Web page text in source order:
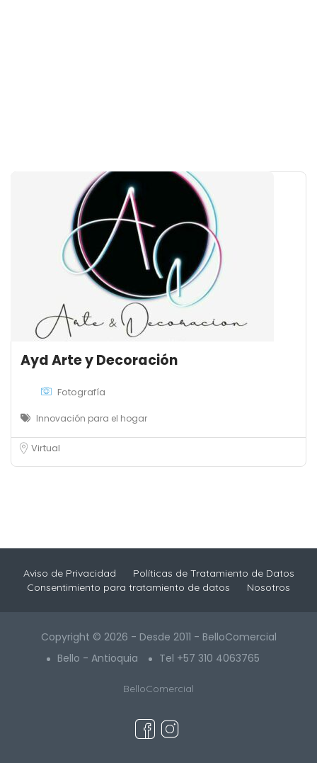
Ayd Arte y Decoración
Fotografía
Innovación para el hogar
Virtual
Aviso de Privacidad
Políticas de Tratamiento de Datos
Consentimiento para tratamiento de datos
Nosotros
Copyright © 2026 - Desde 2011 - BelloComercial
Bello - Antioquia
Tel +57 310 4063765
BelloComercial